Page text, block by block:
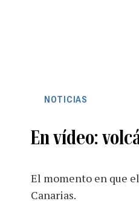
NOTICIAS
En vídeo:
El momento en que
Canarias.